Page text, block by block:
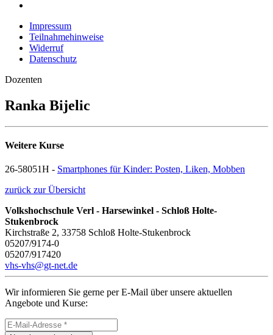
Impressum
Teilnahmehinweise
Widerruf
Datenschutz
Dozenten
Ranka Bijelic
Weitere Kurse
26-58051H - Smartphones für Kinder: Posten, Liken, Mobben
zurück zur Übersicht
Volkshochschule Verl - Harsewinkel - Schloß Holte-
Stukenbrock
Kirchstraße 2, 33758 Schloß Holte-Stukenbrock
05207/9174-0
05207/917420
vhs-vhs@gt-net.de
Wir informieren Sie gerne per E-Mail über unsere aktuellen
Angebote und Kurse: